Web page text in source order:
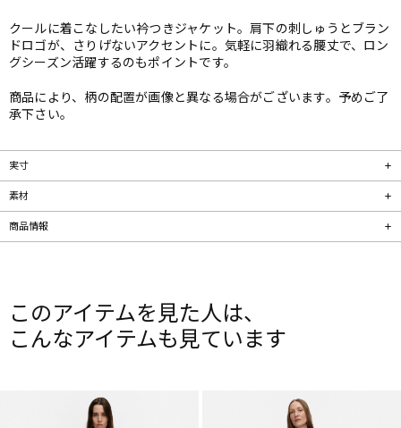
クールに着こなしたい衿つきジャケット。肩下の刺しゅうとブラン
ドロゴが、さりげないアクセントに。気軽に羽織れる腰丈で、ロン
グシーズン活躍するのもポイントです。
商品により、柄の配置が画像と異なる場合がございます。予めご了
承下さい。
実寸
素材
商品情報
このアイテムを見た人は、
こんなアイテムも見ています